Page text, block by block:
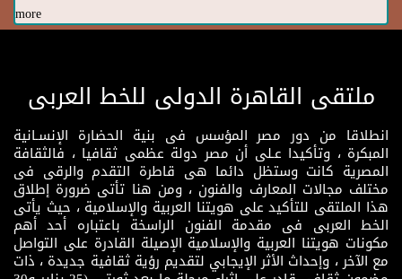
more
ملتقى القاهرة الدولى للخط العربى
انطلاقا من دور مصر المؤسس فى بنية الحضارة الإنسـانية
المبكرة ، وتأكيدا عـلى أن مصر دولة عظمى ثقافيا ، فالثقافة
المصرية كانت وستظل دائما هى قاطرة التقدم والرقى فى
مختلف مجالات المعارف والفنون ، ومن هنا تأتى ضرورة إطلاق
هذا الملتقى للتأكيد على هويتنا العربية والإسلامية ، حيث يأتى
الخط العربى فى مقدمة الفنون الراسخة باعتباره أحد أهم
مكونات هويتنا العربية والإسلامية الإصيلة القادرة على التواصل
مع الآخر ، وإحداث الأثر الإيجابي لتقديم رؤية ثقافية جديدة ، ذات